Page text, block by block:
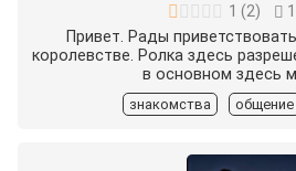
1 (2)
Привет. Рады
королевстве. Ролка здесь
в основном здесь
знакомства общение